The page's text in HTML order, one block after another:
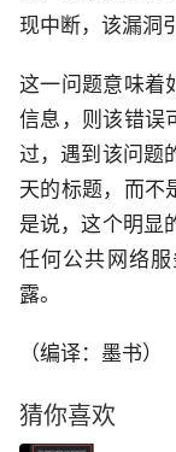
现中断，该漏洞
这一问题意味着
信息，则该错误
过，遇到该问题
天的标题，而不
是说，这个明显
任何公共网络
露。
（编译：墨书）
猜你喜欢